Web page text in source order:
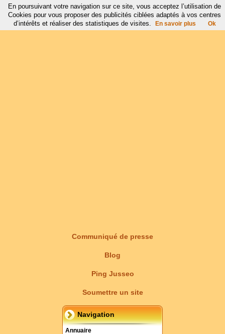
Communiqué de presse
Blog
Ping Jusseo
Soumettre un site
Navigation
Annuaire
En poursuivant votre navigation sur ce site, vous acceptez l’utilisation de
Cookies pour vous proposer des publicités ciblées adaptés à vos centres
d’intérêts et réaliser des statistiques de visites.
En savoir plus Ok